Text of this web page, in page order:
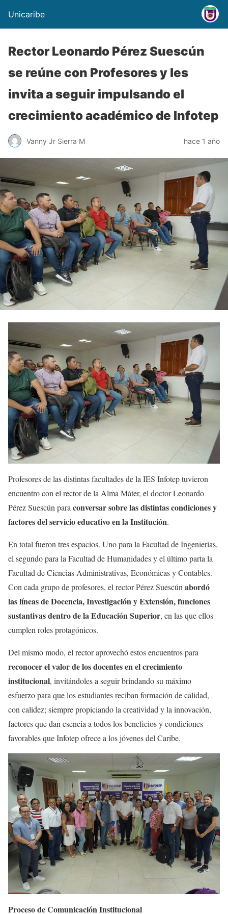
Unicaribe
Rector Leonardo Pérez Suescún
se reúne con Profesores y les
invita a seguir impulsando el
crecimiento académico de Infotep
Vanny Jr Sierra M hace 1 año
Profesores de las distintas facultades de la IES Infotep tuvieron
encuentro con el rector de la Alma Máter, el doctor Leonardo
Pérez Suescún para conversar sobre las distintas condiciones y
factores del servicio educativo en la Institución.
En total fueron tres espacios. Uno para la Facultad de Ingenierías,
el segundo para la Facultad de Humanidades y el último parta la
Facultad de Ciencias Administrativas, Económicas y Contables.
Con cada grupo de profesores, el rector Pérez Suescún abordó
las líneas de Docencia, Investigación y Extensión, funciones
sustantivas dentro de la Educación Superior, en las que ellos
cumplen roles protagónicos.
Del mismo modo, el rector aprovechó estos encuentros para
reconocer el valor de los docentes en el crecimiento
institucional, invitándoles a seguir brindando su máximo
esfuerzo para que los estudiantes reciban formación de calidad,
con calidez; siempre propiciando la creatividad y la innovación,
factores que dan esencia a todos los beneficios y condiciones
favorables que Infotep ofrece a los jóvenes del Caribe.
Proceso de Comunicación Institucional